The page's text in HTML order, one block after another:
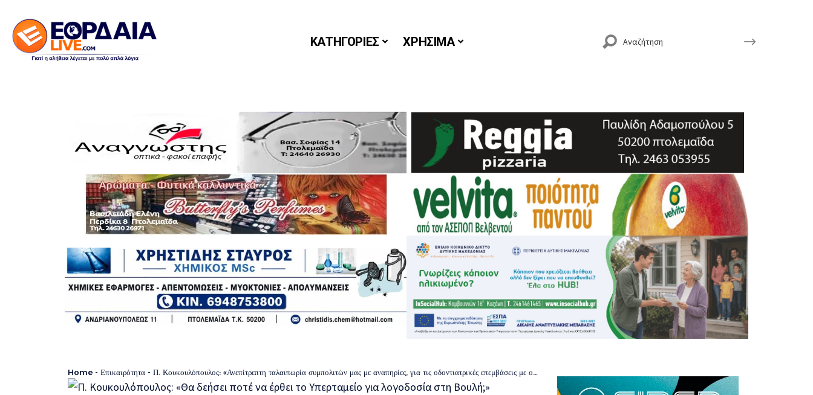
ΚΑΤΗΓΟΡΙΕΣ ΧΡΗΣΙΜΑ
Home - Επικαιρότητα - Π. Κουκουλόπουλος: «Ανεπίτρεπτη ταλαιπωρία συμπολιτών μας με αναπηρίες, για τις οδοντιατρικές επεμβάσεις με ολική νάρκωση»